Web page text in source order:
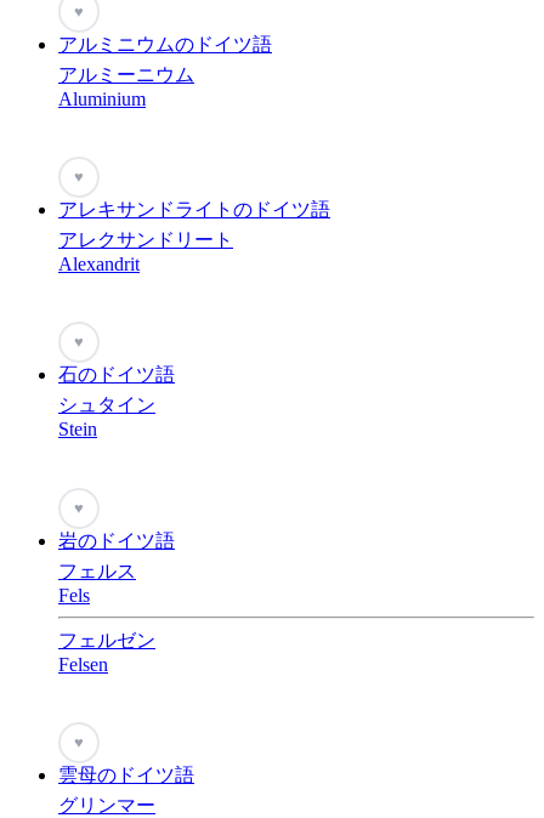
♥
アルミニウムのドイツ語
アルミーニウム
Aluminium
♥
アレキサンドライトのドイツ語
アレクサンドリート
Alexandrit
♥
石のドイツ語
シュタイン
Stein
♥
岩のドイツ語
フェルス
Fels
フェルゼン
Felsen
♥
雲母のドイツ語
グリンマー